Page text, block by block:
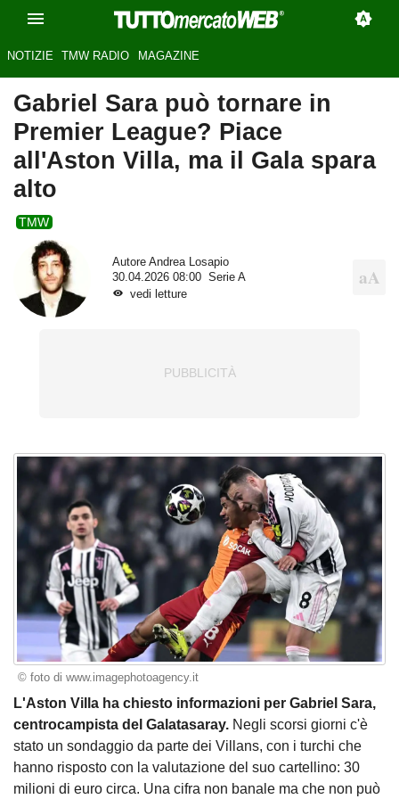
NOTIZIE TMW RADIO MAGAZINE
Gabriel Sara può tornare in
Premier League? Piace
all'Aston Villa, ma il Gala spara
alto
TMW
Autore Andrea Losapio
30.04.2026 08:00
Serie A
vedi letture
© foto di www.imagephotoagency.it
L'Aston Villa ha chiesto informazioni per Gabriel Sara,
centrocampista del Galatasaray. Negli scorsi giorni c'è
stato un sondaggio da parte dei Villans, con i turchi che
hanno risposto con la valutazione del suo cartellino: 30
milioni di euro circa. Una cifra non banale ma che non può